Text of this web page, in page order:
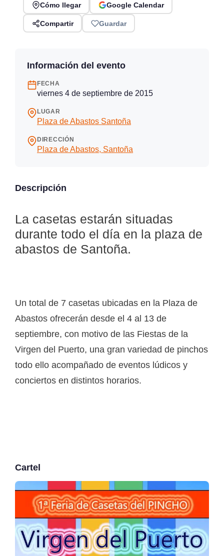
Cómo llegar Google Calendar
Compartir Guardar
Información del evento
FECHA
viernes 4 de septiembre de 2015
LUGAR
Plaza de Abastos Santoña
DIRECCIÓN
Plaza de Abastos, Santoña
Descripción
La casetas estarán situadas
durante todo el día en la plaza de
abastos de Santoña.
Un total de 7 casetas ubicadas en la Plaza de
Abastos ofrecerán desde el 4 al 13 de
septiembre, con motivo de las Fiestas de la
Virgen del Puerto, una gran variedad de pinchos
todo ello acompañado de eventos lúdicos y
conciertos en distintos horarios.
Cartel